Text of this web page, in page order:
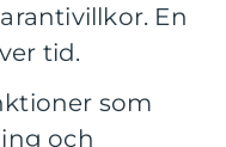
En
tid.
som
och